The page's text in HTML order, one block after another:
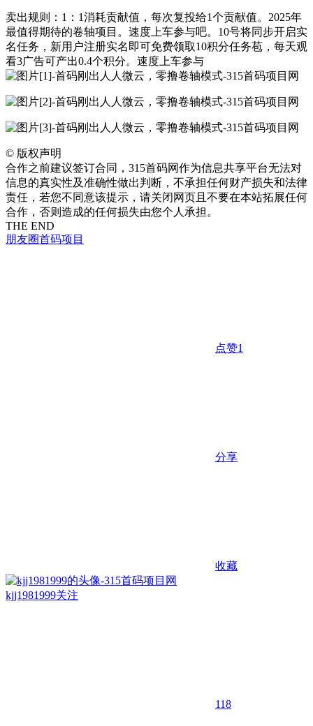
卖出规则：1：1消耗贡献值，每次复投给1个贡献值。2025年
最值得期待的卷轴项目。速度上车参与吧。10号将同步开启实
名任务，新用户注册实名即可免费领取10积分任务苞，每天观
看3广告可产出0.4个积分。速度上车参与
© 版权声明
合作之前建议签订合同，315首码网作为信息共享平台无法对
信息的真实性及准确性做出判断，不承担任何财产损失和法律
责任，若您不同意该提示，请关闭网页且不要在本站拓展任何
合作，否则造成的任何损失由您个人承担。
THE END
朋友圈首码项目
点赞1
分享
收藏
kjj1981999关注
118